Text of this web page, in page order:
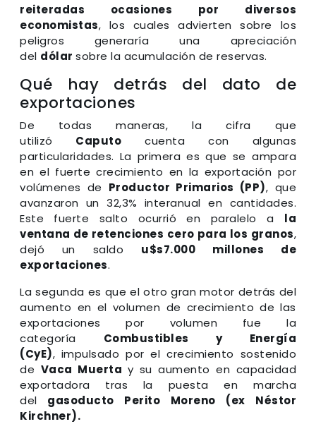
reiteradas ocasiones por diversos
economistas, los cuales advierten sobre los
peligros generaría una apreciación
del dólar sobre la acumulación de reservas.
Qué hay detrás del dato de
exportaciones
De todas maneras, la cifra que
utilizó Caputo cuenta con algunas
particularidades. La primera es que se ampara
en el fuerte crecimiento en la exportación por
volúmenes de Productor Primarios (PP), que
avanzaron un 32,3% interanual en cantidades.
Este fuerte salto ocurrió en paralelo a la
ventana de retenciones cero para los granos,
dejó un saldo u$s7.000 millones de
exportaciones.
La segunda es que el otro gran motor detrás del
aumento en el volumen de crecimiento de las
exportaciones por volumen fue la
categoría Combustibles y Energía
(CyE), impulsado por el crecimiento sostenido
de Vaca Muerta y su aumento en capacidad
exportadora tras la puesta en marcha
del gasoducto Perito Moreno (ex Néstor
Kirchner).